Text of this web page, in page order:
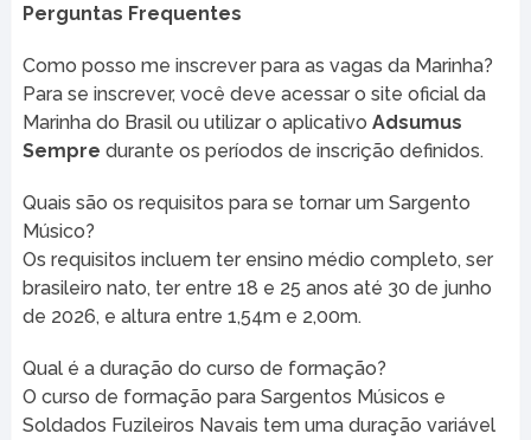
Perguntas Frequentes
Como posso me inscrever para as vagas da Marinha?
Para se inscrever, você deve acessar o site oficial da
Marinha do Brasil ou utilizar o aplicativo Adsumus
Sempre durante os períodos de inscrição definidos.
Quais são os requisitos para se tornar um Sargento
Músico?
Os requisitos incluem ter ensino médio completo, ser
brasileiro nato, ter entre 18 e 25 anos até 30 de junho
de 2026, e altura entre 1,54m e 2,00m.
Qual é a duração do curso de formação?
O curso de formação para Sargentos Músicos e
Soldados Fuzileiros Navais tem uma duração variável